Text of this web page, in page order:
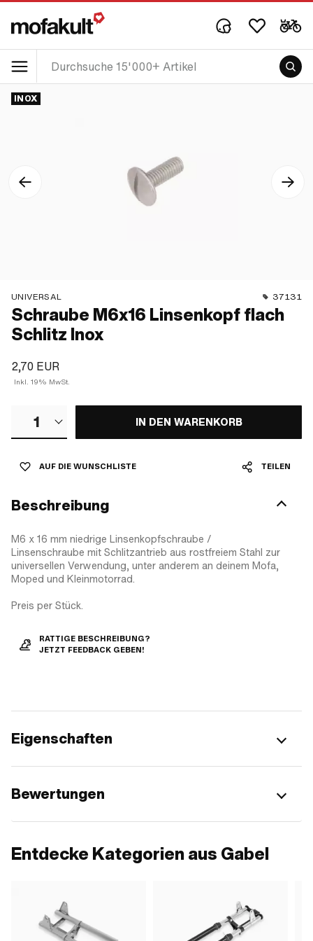
INOX
UNIVERSAL 37131
Schraube M6x16 Linsenkopf flach
Schlitz Inox
2,70 EUR
Inkl. 19% MwSt.
1 IN DEN WARENKORB
AUF DIE WUNSCHLISTE TEILEN
Beschreibung
M6 x 16 mm niedrige Linsenkopfschraube /
Linsenschraube mit Schlitzantrieb aus rostfreiem Stahl zur
universellen Verwendung, unter anderem an deinem Mofa,
Moped und Kleinmotorrad.
Preis per Stück.
RATTIGE BESCHREIBUNG?
JETZT FEEDBACK GEBEN!
Eigenschaften
Bewertungen
Entdecke Kategorien aus Gabel